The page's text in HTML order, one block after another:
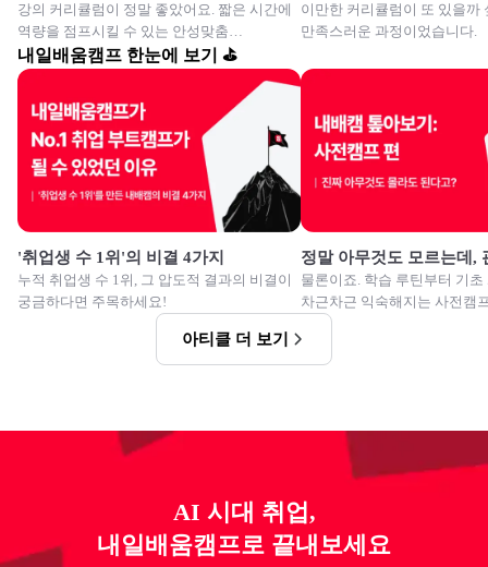
강의 커리큘럼이 정말 좋았어요. 짧은 시간에
역량을 점프시킬 수 있는 안성맞춤
교육이였습니다.
이만한 커리큘럼이 또 있을까
만족스러운 과정이었습니다.
내일배움캠프 한눈에 보기 ⛳
'취업생 수 1위'의 비결 4가지
누적 취업생 수 1위, 그 압도적 결과의 비결이
궁금하다면 주목하세요!
정말 아무것도 모르는데,
물론이죠. 학습 루틴부터 기초
차근차근 익숙해지는 사전캠
아티클 더 보기
AI 시대 취업,
내일배움캠프로 끝내보세요